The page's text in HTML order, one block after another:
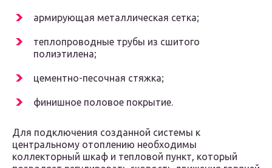
армирующая металлическая сетка;
теплопроводные трубы из сшитого
полиэтилена;
цементно-песочная стяжка;
финишное половое покрытие.
Для подключения созданной системы к
центральному отоплению необходимы
коллекторный шкаф и тепловой пункт, который